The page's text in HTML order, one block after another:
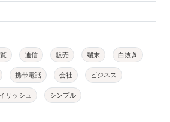
通信 販売 端末 白抜き
携帯電話 会社 ビジネス
リッシュ シンプル